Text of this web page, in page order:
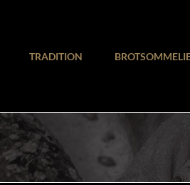
TRADITION